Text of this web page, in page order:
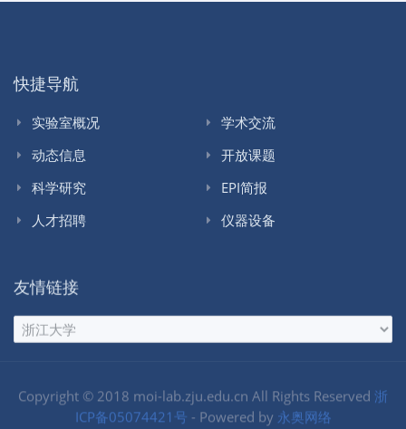
快捷导航
实验室概况
动态信息
科学研究
人才招聘
学术交流
开放课题
EPI简报
仪器设备
友情链接
Copyright © 2018 moi-lab.zju.edu.cn All Rights Reserved 浙
ICP备05074421号 - Powered by 永奥网络